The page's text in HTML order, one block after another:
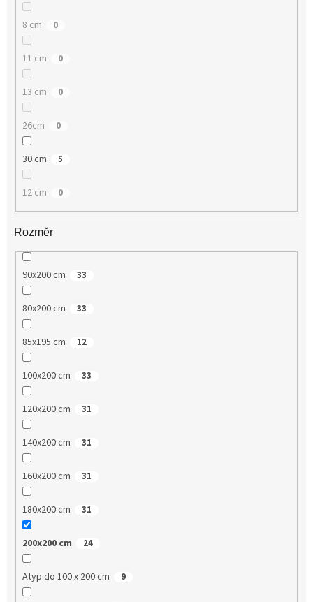
8 cm 0
11 cm 0
13 cm 0
26cm 0
30 cm 5
12 cm 0
Rozměr
90x200 cm 33
80x200 cm 33
85x195 cm 12
100x200 cm 33
120x200 cm 31
140x200 cm 31
160x200 cm 31
180x200 cm 31
200x200 cm 24
Atyp do 100 x 200 cm 9